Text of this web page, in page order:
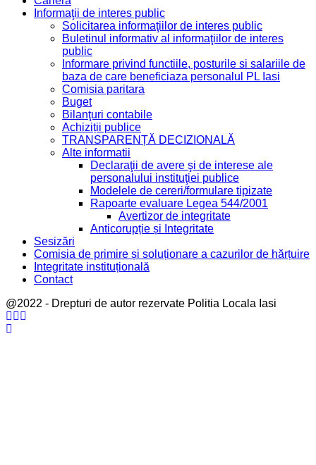
Informaţii de interes public
Solicitarea informaţiilor de interes public
Buletinul informativ al informaţiilor de interes
public
Informare privind functiile, posturile si salariile de
baza de care beneficiaza personalul PL Iasi
Comisia paritara
Buget
Bilanţuri contabile
Achiziții publice
TRANSPARENȚĂ DECIZIONALĂ
Alte informatii
Declaraţii de avere şi de interese ale
personalului instituţiei publice
Modelele de cereri/formulare tipizate
Rapoarte evaluare Legea 544/2001
Avertizor de integritate
Anticorupție și Integritate
Sesizări
Comisia de primire și soluționare a cazurilor de hărțuire
Integritate instituțională
Contact
@2022 - Drepturi de autor rezervate Politia Locala Iasi
Facebook
Twitter